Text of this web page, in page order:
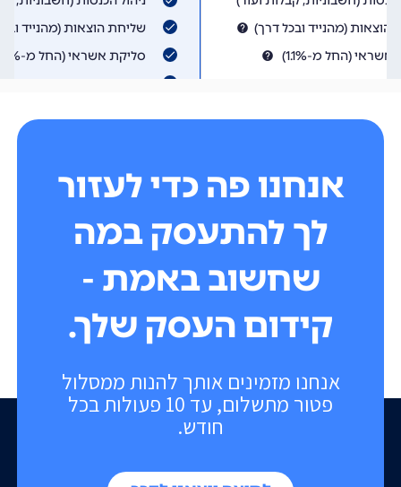
אנחנו מזמינים אותך להנות ממסלול
פטור מתשלום, עד 10 פעולות בכל
חודש.
אנחנו פה כדי לעזור
לך להתעסק במה
שחשוב באמת -
קידום העסק שלך.